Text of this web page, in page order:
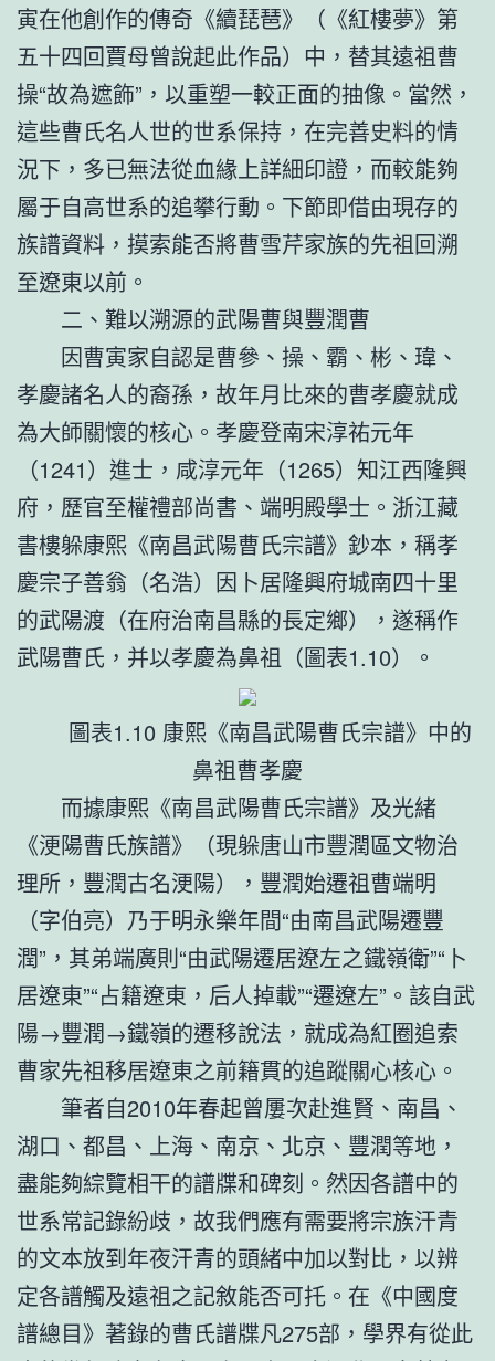
寅在他創作的傳奇《續琵琶》（《紅樓夢》第
五十四回賈母曾說起此作品）中，替其遠祖曹
操“故為遮飾”，以重塑一較正面的抽像。當然，
這些曹氏名人世的世系保持，在完善史料的情
況下，多已無法從血緣上詳細印證，而較能夠
屬于自高世系的追攀行動。下節即借由現存的
族譜資料，摸索能否將曹雪芹家族的先祖回溯
至遼東以前。
二、難以溯源的武陽曹與豐潤曹
因曹寅家自認是曹參、操、霸、彬、瑋、
孝慶諸名人的裔孫，故年月比來的曹孝慶就成
為大師關懷的核心。孝慶登南宋淳祐元年
（1241）進士，咸淳元年（1265）知江西隆興
府，歷官至權禮部尚書、端明殿學士。浙江藏
書樓躲康熙《南昌武陽曹氏宗譜》鈔本，稱孝
慶宗子善翁（名浩）因卜居隆興府城南四十里
的武陽渡（在府治南昌縣的長定鄉），遂稱作
武陽曹氏，并以孝慶為鼻祖（圖表1.10）。
圖表1.10 康熙《南昌武陽曹氏宗譜》中的
鼻祖曹孝慶
而據康熙《南昌武陽曹氏宗譜》及光緒
《浭陽曹氏族譜》（現躲唐山市豐潤區文物治
理所，豐潤古名浭陽），豐潤始遷祖曹端明
（字伯亮）乃于明永樂年間“由南昌武陽遷豐
潤”，其弟端廣則“由武陽遷居遼左之鐵嶺衛”“卜
居遼東”“占籍遼東，后人掉載”“遷遼左”。該自武
陽→豐潤→鐵嶺的遷移說法，就成為紅圈追索
曹家先祖移居遼東之前籍貫的追蹤關心核心。
筆者自2010年春起曾屢次赴進賢、南昌、
湖口、都昌、上海、南京、北京、豐潤等地，
盡能夠綜覽相干的譜牒和碑刻。然因各譜中的
世系常記錄紛歧，故我們應有需要將宗族汗青
的文本放到年夜汗青的頭緒中加以對比，以辨
定各譜觸及遠祖之記敘能否可托。在《中國度
譜總目》著錄的曹氏譜牒凡275部，學界有從此